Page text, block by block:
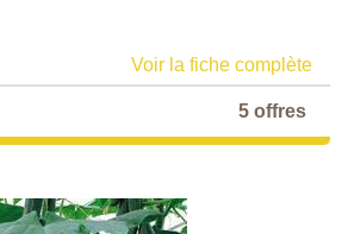
Voir la fiche complète
5 offres